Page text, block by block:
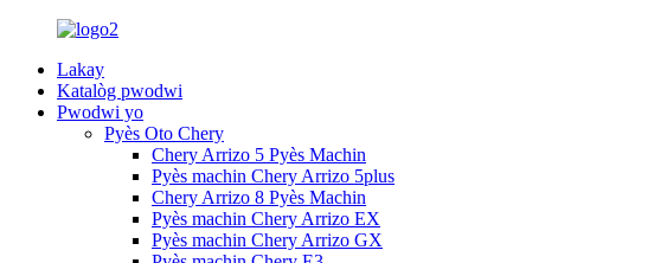
Lakay
Katalòg pwodwi
Pwodwi yo
Pyès Oto Chery
Chery Arrizo 5 Pyès Machin
Pyès machin Chery Arrizo 5plus
Chery Arrizo 8 Pyès Machin
Pyès machin Chery Arrizo EX
Pyès machin Chery Arrizo GX